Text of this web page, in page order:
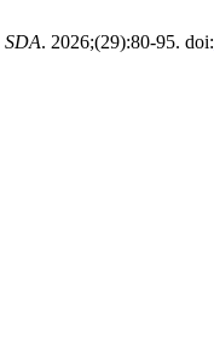
SDA. 2026;(29):80-95. doi: